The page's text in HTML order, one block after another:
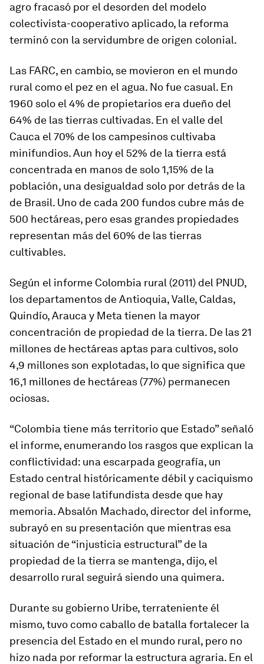
agro fracasó por el desorden del modelo
colectivista-cooperativo aplicado, la reforma
terminó con la servidumbre de origen colonial.
Las FARC, en cambio, se movieron en el mundo
rural como el pez en el agua. No fue casual. En
1960 solo el 4% de propietarios era dueño del
64% de las tierras cultivadas. En el valle del
Cauca el 70% de los campesinos cultivaba
minifundios. Aun hoy el 52% de la tierra está
concentrada en manos de solo 1,15% de la
población, una desigualdad solo por detrás de la
de Brasil. Uno de cada 200 fundos cubre más de
500 hectáreas, pero esas grandes propiedades
representan más del 60% de las tierras
cultivables.
Según el informe Colombia rural (2011) del PNUD,
los departamentos de Antioquia, Valle, Caldas,
Quindío, Arauca y Meta tienen la mayor
concentración de propiedad de la tierra. De las 21
millones de hectáreas aptas para cultivos, solo
4,9 millones son explotadas, lo que significa que
16,1 millones de hectáreas (77%) permanecen
ociosas.
“Colombia tiene más territorio que Estado” señaló
el informe, enumerando los rasgos que explican la
conflictividad: una escarpada geografía, un
Estado central históricamente débil y caciquismo
regional de base latifundista desde que hay
memoria. Absalón Machado, director del informe,
subrayó en su presentación que mientras esa
situación de “injusticia estructural” de la
propiedad de la tierra se mantenga, dijo, el
desarrollo rural seguirá siendo una quimera.
Durante su gobierno Uribe, terrateniente él
mismo, tuvo como caballo de batalla fortalecer la
presencia del Estado en el mundo rural, pero no
hizo nada por reformar la estructura agraria. En el